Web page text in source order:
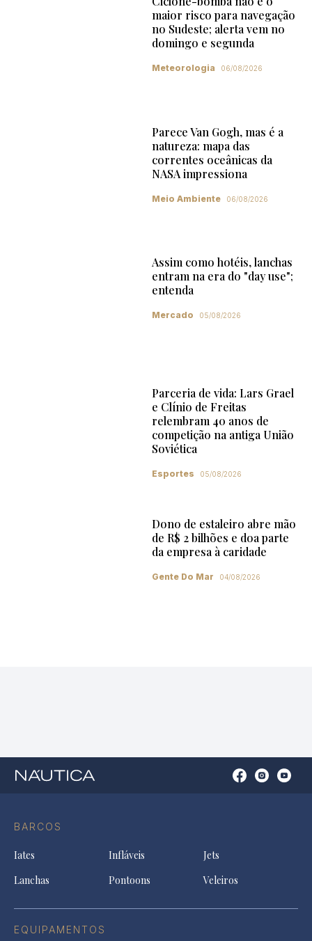
maior risco para navegação
no Sudeste; alerta vem no
domingo e segunda
Meteorologia 06/08/2026
Parece Van Gogh, mas é a
natureza: mapa das
correntes oceânicas da
NASA impressiona
Meio Ambiente 06/08/2026
Assim como hotéis, lanchas
entram na era do "day use";
entenda
Mercado 05/08/2026
Parceria de vida: Lars Grael
e Clínio de Freitas
relembram 40 anos de
competição na antiga União
Soviética
Esportes 05/08/2026
Dono de estaleiro abre mão
de R$ 2 bilhões e doa parte
da empresa à caridade
Gente Do Mar 04/08/2026
BARCOS
Iates Infláveis
Jets
Lanchas
Pontoons Veleiros
EQUIPAMENTOS
OpenOpenOpen